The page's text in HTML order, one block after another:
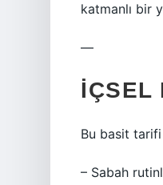
katmanlı bir
—
İÇSEL
Bu basit tarifi
– Sabah